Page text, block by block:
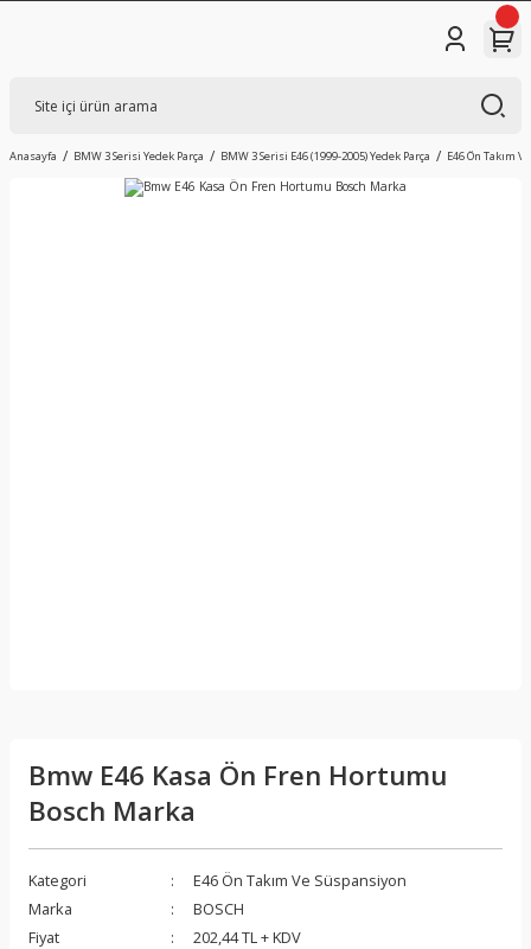
Anasayfa BMW 3 Serisi Yedek Parça BMW 3 Serisi E46 (1999-2005) Yedek Parça E46 Ön Takım
Bmw E46 Kasa Ön Fren Hortumu
Bosch Marka
Kategori
E46 Ön Takım Ve Süspansiyon
Marka
BOSCH
Fiyat
202,44 TL + KDV